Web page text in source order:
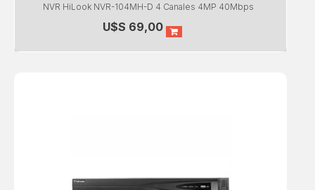
NVR HiLook NVR-104MH-D 4 Canales 4MP 40Mbps
U$S 69,00